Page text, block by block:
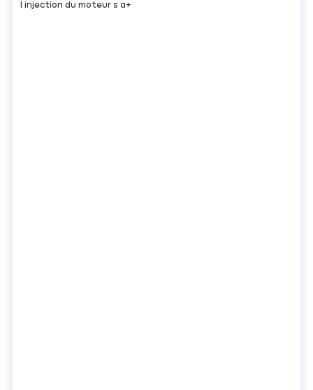
l injection du moteur s a+